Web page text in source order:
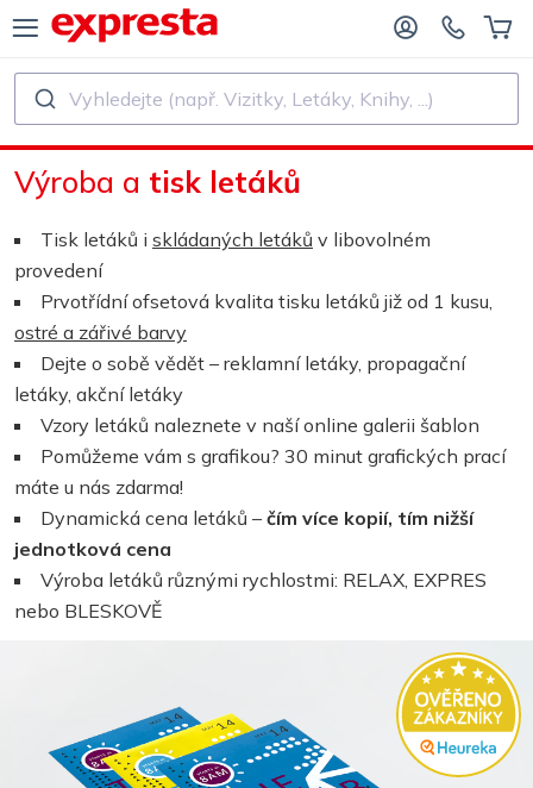
Tisk
Samolepky a etikety
Kalendáře
Výroba razítek
PRODUKTY
NAKLADATELSTVÍ A AUTORY
NAKLADATELSTVÍ
SAMOVYDAVATELE
KNIH
Vyhledejte (např. Vizitky, Letáky, Knihy, ...)
Výroba a tisk letáků
Tisk letáků i skládaných letáků v libovolném
provedení
Prvotřídní ofsetová kvalita tisku letáků již od 1 kusu,
ostré a zářivé barvy
Dejte o sobě vědět – reklamní letáky, propagační
letáky, akční letáky
Vzory letáků naleznete v naší online galerii šablon
Pomůžeme vám s grafikou? 30 minut grafických prací
máte u nás zdarma!
Dynamická cena letáků – čím více kopií, tím nižší
jednotková cena
Výroba letáků různými rychlostmi: RELAX, EXPRES
nebo BLESKOVĚ